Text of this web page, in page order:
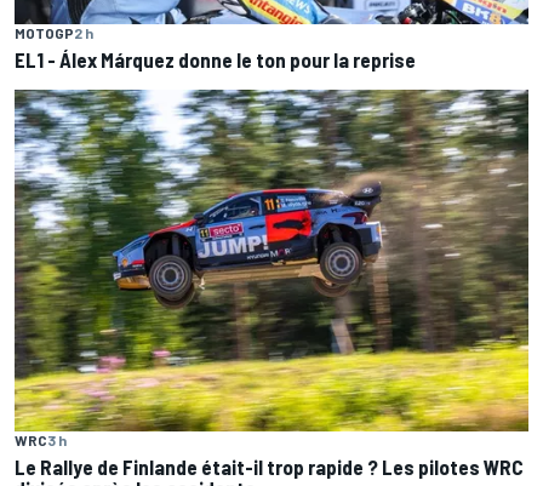
MOTOGP2 h
EL1 - Álex Márquez donne le ton pour la reprise
WRC3 h
Le Rallye de Finlande était-il trop rapide ? Les pilotes WRC